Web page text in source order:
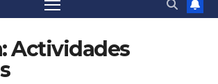
Actividades